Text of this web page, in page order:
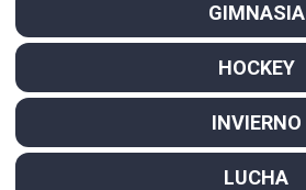
GIMNASIA
HOCKEY
INVIERNO
LUCHA